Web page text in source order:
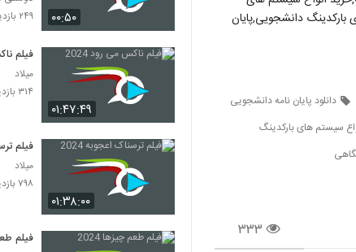
بارکدینگ دانشجویی,پایان
دانلود پایان نامه دانشجویی
سیستم های بارکدینگ
۳۳۳
۰۰:۵۰
۲۴۹ بازدید
۰۱:۴۷:۴۹
فیلم
میلاد
۳۱۴ بازدید
۰۱:۳۸:۰۰
فیلم
میلاد
۷۹۸ بازدید
فیلم طعم